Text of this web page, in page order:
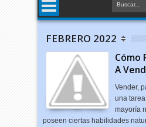
FEBRERO 2022
Cómo
A
Vender,
una
mayoría
poseen ciertas habilidades